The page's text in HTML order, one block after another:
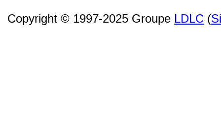
Copyright © 1997-2025 Groupe LDLC (